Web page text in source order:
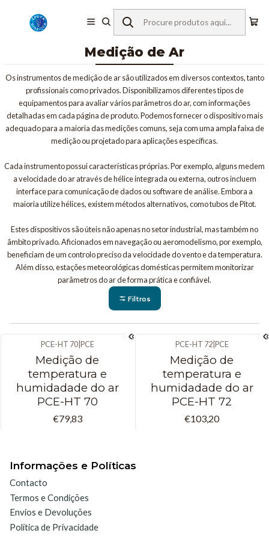
Equipamentos de Laboratório
Instrumentos de Medição
Medição de Ar
Medição de Ar
Os instrumentos de medição de ar são utilizados em diversos contextos, tanto
profissionais como privados. Disponibilizamos diferentes tipos de
equipamentos para avaliar vários parâmetros do ar, com informações
detalhadas em cada página de produto. Podemos fornecer o dispositivo mais
adequado para a maioria das medições comuns, seja com uma ampla faixa de
medição ou projetado para aplicações específicas.
Cada instrumento possui características próprias. Por exemplo, alguns medem
a velocidade do ar através de hélice integrada ou externa, outros incluem
interface para comunicação de dados ou software de análise. Embora a
maioria utilize hélices, existem métodos alternativos, como tubos de Pitot.
Estes dispositivos são úteis não apenas no setor industrial, mas também no
âmbito privado. Aficionados em navegação ou aeromodelismo, por exemplo,
beneficiam de um controlo preciso da velocidade do vento e da temperatura.
Além disso, estações meteorológicas domésticas permitem monitorizar
parâmetros do ar de forma prática e confiável.
Filtros
PCE-HT 70| PCE
Medição de
temperatura e
humidadade do ar
PCE-HT 70
€79,83
PCE-HT 72| PCE
Medição de
temperatura e
humidadade do ar
PCE-HT 72
€103,20
Informações e Políticas
Contacto
Termos e Condições
Envios e Devoluções
Política de Privacidade